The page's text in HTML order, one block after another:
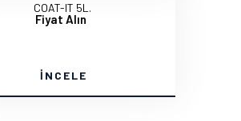
COAT-IT 5L.
Fiyat Alın
İNCELE